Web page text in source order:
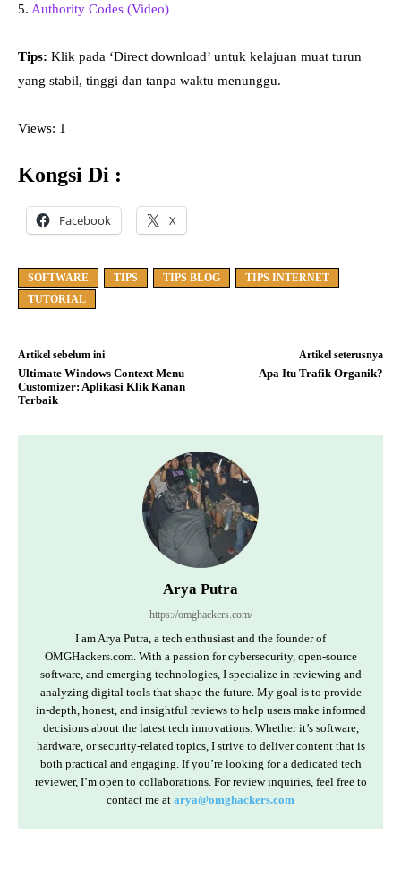
5. Authority Codes (Video)
Tips: Klik pada ‘Direct download’ untuk kelajuan muat turun
yang stabil, tinggi dan tanpa waktu menunggu.
Views: 1
Kongsi Di :
Facebook X
SOFTWARE TIPS TIPS BLOG
TIPS INTERNET
TUTORIAL
Artikel sebelum ini
Ultimate Windows Context Menu
Customizer: Aplikasi Klik Kanan
Terbaik
Artikel seterusnya
Apa Itu Trafik Organik?
Arya Putra
https://omghackers.com/
I am Arya Putra, a tech enthusiast and the founder of
OMGHackers.com. With a passion for cybersecurity, open-source
software, and emerging technologies, I specialize in reviewing and
analyzing digital tools that shape the future. My goal is to provide
in-depth, honest, and insightful reviews to help users make informed
decisions about the latest tech innovations. Whether it’s software,
hardware, or security-related topics, I strive to deliver content that is
both practical and engaging. If you’re looking for a dedicated tech
reviewer, I’m open to collaborations. For review inquiries, feel free to
contact me at arya@omghackers.com